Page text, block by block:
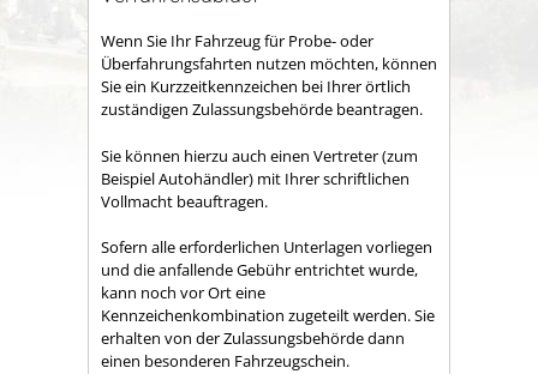
Wenn Sie Ihr Fahrzeug für Probe- oder
Überfahrungsfahrten nutzen möchten, können
Sie ein Kurzzeitkennzeichen bei Ihrer örtlich
zuständigen Zulassungsbehörde beantragen.
Sie können hierzu auch einen Vertreter (zum
Beispiel Autohändler) mit Ihrer schriftlichen
Vollmacht beauftragen.
Sofern alle erforderlichen Unterlagen vorliegen
und die anfallende Gebühr entrichtet wurde,
kann noch vor Ort eine
Kennzeichenkombination zugeteilt werden. Sie
erhalten von der Zulassungsbehörde dann
einen besonderen Fahrzeugschein.